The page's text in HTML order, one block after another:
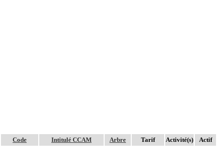
Code Intitulé CCAM Arbre Tarif Activité(s) Actif